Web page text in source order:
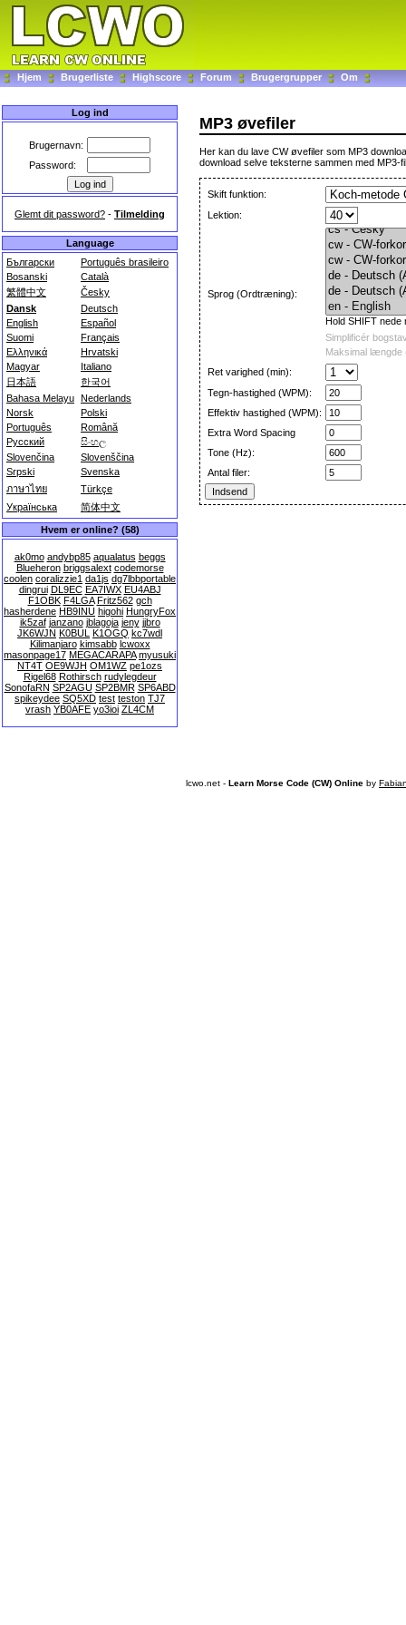
Hjem Brugerliste Highscore Forum Brugergrupper Om
Log ind
Brugernavn:
Password:
Glemt dit password? - Tilmelding
Language
Български
Português brasileiro
Bosanski
Català
繁體中文
Česky
Dansk
Deutsch
English
Español
Suomi
Français
Ελληνικά
Hrvatski
Magyar
Italiano
日本語
한국어
Bahasa Melayu Nederlands
Norsk
Polski
Português
Română
Русский
සිංහල
Slovenčina
Slovenščina
Srpski
Svenska
ภาษาไทย
Türkçe
Українська
简体中文
Hvem er online? (58)
ak0mo andybp85 aqualatus beggs
Blueheron briggsalext codemorse
coolen coralizzie1 da1js dg7lbbportable
dingrui DL9EC EA7IWX EU4ABJ
F1OBK F4LGA Fritz562 gch
hasherdene HB9INU higohi HungryFox
ik5zaf janzano jblagoja jeny jjbro
JK6WJN K0BUL K1OGQ kc7wdl
Kilimanjaro kimsabb lcwoxx
masonpage17 MEGACARAPA myusuki
NT4T OE9WJH OM1WZ pe1ozs
Rigel68 Rothirsch rudylegdeur
SonofaRN SP2AGU SP2BMR SP6ABD
spikeydee SQ5XD test teston TJ7
vrash YB0AFE yo3ioi ZL4CM
MP3 øvefiler
Her kan du lave CW øvefiler som MP3
download selve teksterne sammen med
Skift funktion:
Lektion:
Sprog (Ordtræning):
Hold SHIFT nede
Simplificér
Maksimal længde
Ret varighed (min):
Tegn-hastighed (WPM):
Effektiv hastighed (WPM):
Extra Word Spacing
Tone (Hz):
Antal filer:
lcwo.net - Learn Morse Code (CW) Online by